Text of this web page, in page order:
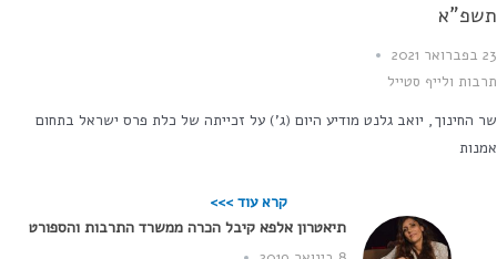
ולייף סטייל
החינוך, יואב גלנט מודיע היום (ג') על זכייתה של כלת פרס ישראל בתחום
קרא עוד >>>
תיאטרון אלפא קיבל הכרה ממשרד התרבות והספורט